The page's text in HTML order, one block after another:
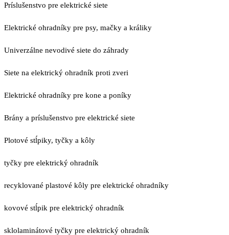
Príslušenstvo pre elektrické siete
Elektrické ohradníky pre psy, mačky a králiky
Univerzálne nevodivé siete do záhrady
Siete na elektrický ohradník proti zveri
Elektrické ohradníky pre kone a poníky
Brány a príslušenstvo pre elektrické siete
Plotové stĺpiky, tyčky a kôly
tyčky pre elektrický ohradník
recyklované plastové kôly pre elektrické ohradníky
kovové stĺpik pre elektrický ohradník
sklolaminátové tyčky pre elektrický ohradník